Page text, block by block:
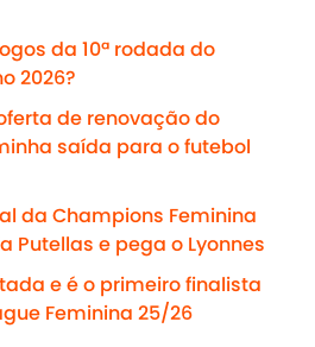
da 10ª rodada do
2026?
de renovação do
saída para o futebol
da Champions Feminina
Putellas e pega o Lyonnes
e é o primeiro finalista
Feminina 25/26